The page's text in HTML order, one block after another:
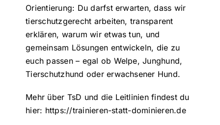
Orientierung: Du darfst erwarten, dass wir
tierschutzgerecht arbeiten, transparent
erklären, warum wir etwas tun, und
gemeinsam Lösungen entwickeln, die zu
euch passen – egal ob Welpe, Junghund,
Tierschutzhund oder erwachsener Hund.
Mehr über TsD und die Leitlinien findest du
hier: https://trainieren-statt-dominieren.de